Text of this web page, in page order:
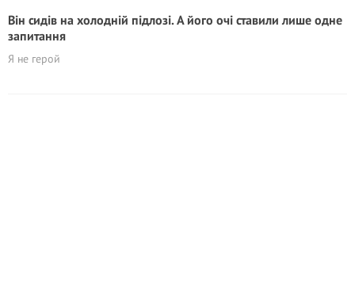
Він сидів на холодній підлозі. А його очі ставили лише одне
запитання
Я не герой